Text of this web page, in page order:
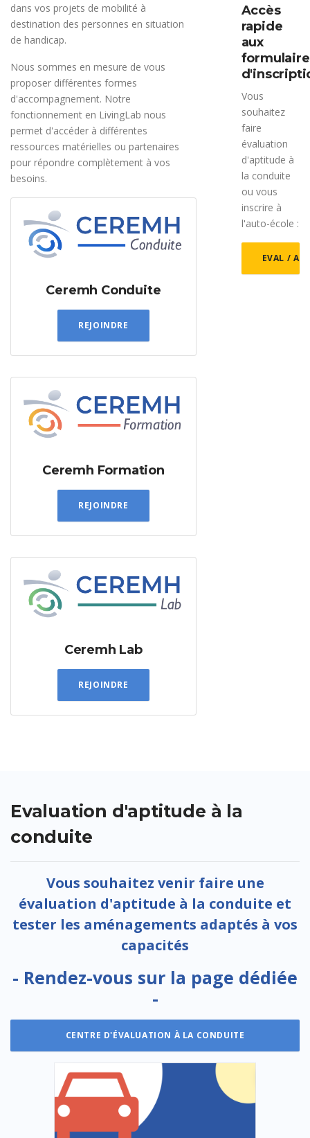
dans vos projets de mobilité à
destination des personnes en situation
de handicap.
Nous sommes en mesure de vous
proposer différentes formes
d'accompagnement. Notre
fonctionnement en LivingLab nous
permet d'accéder à différentes
ressources matérielles ou partenaires
pour répondre complètement à vos
besoins.
Ceremh Conduite
REJOINDRE
Ceremh Formation
REJOINDRE
Ceremh Lab
REJOINDRE
Accès
rapide
aux
Vous
souhaitez
faire
évaluation
d'aptitude à
la conduite
ou vous
inscrire à
l'auto-école :
EVAL /
Evaluation d'aptitude à la
conduite
Vous souhaitez venir faire une
évaluation d'aptitude à la conduite et
tester les aménagements adaptés à vos
capacités
- Rendez-vous sur la page dédiée
-
CENTRE D'ÉVALUATION À LA CONDUITE